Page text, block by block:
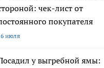
чек-лист от
покупателя
июля
у выгребной ямы: